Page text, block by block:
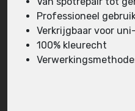
Professioneel
Verkrijgbaar voor
100% kleurecht